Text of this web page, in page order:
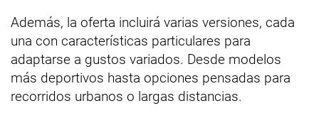
Además, la oferta incluirá varias versiones, cada
una con características particulares para
adaptarse a gustos variados. Desde modelos
más deportivos hasta opciones pensadas para
recorridos urbanos o largas distancias.